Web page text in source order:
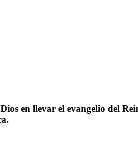
en llevar el evangelio del